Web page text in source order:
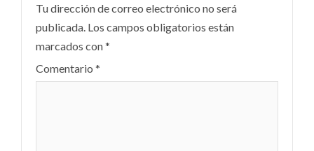
Tu dirección de correo electrónico no será
publicada. Los campos obligatorios están
marcados con*
Comentario *